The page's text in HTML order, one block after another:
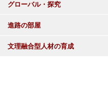
グローバル・探究
進路の部屋
文理融合型人材の育成